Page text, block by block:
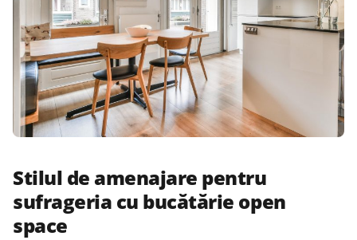
Stilul de amenajare pentru
sufrageria cu bucătărie open
space